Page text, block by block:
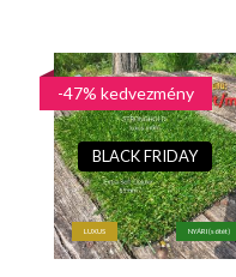
BLACK FRIDAY
LUXUS NYÁRI (sötét)
-47% kedvezmény